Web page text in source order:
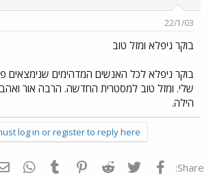
ש
א
ר
22/1/03
בוקר ניפלא ומזל טוב
בוקר ניפלא לכל האנשים המדהימים
שלי. ומזל טוב למסטרית החדשה. הרבה אור
הילה.
log in or register to reply here.
Share: פייסבוק Twitter
Reddit
Pinterest
Tumblr